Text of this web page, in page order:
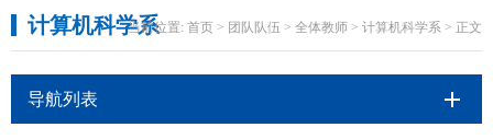
计算机科学系
当前位置: 首页 > 团队队伍 > 全体教师 > 计算机科学系 > 正文
导航列表